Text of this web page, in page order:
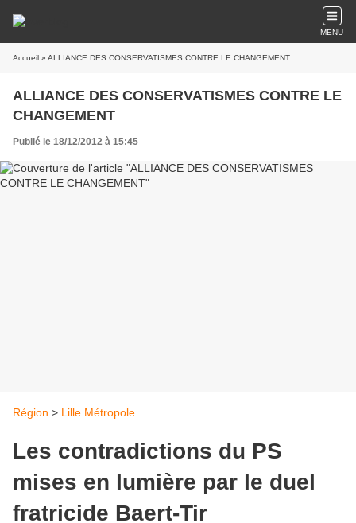
MENU
Accueil » ALLIANCE DES CONSERVATISMES CONTRE LE CHANGEMENT
ALLIANCE DES CONSERVATISMES CONTRE LE
CHANGEMENT
Publié le 18/12/2012 à 15:45
Région > Lille Métropole
Les contradictions du PS
mises en lumière par le duel
fratricide Baert-Tir